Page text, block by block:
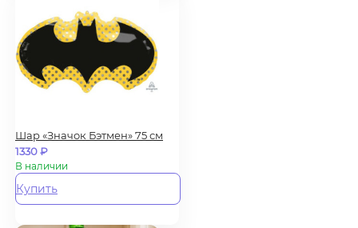
Шар «Значок Бэтмен» 75 см
1330₽
В наличии
Купить